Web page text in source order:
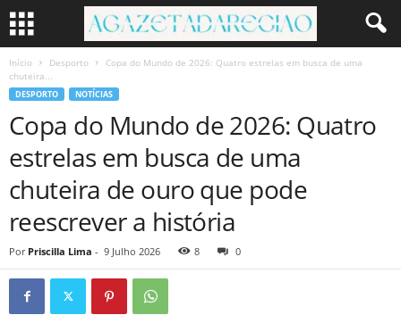
Início Desporto
Copa do Mundo de 2026: Quatro estrelas em busca de uma
chuteira...
DESPORTO NOTÍCIAS
Copa do Mundo de 2026: Quatro
estrelas em busca de uma
chuteira de ouro que pode
reescrever a história
Por Priscilla Lima - 9 Julho 2026 8 0